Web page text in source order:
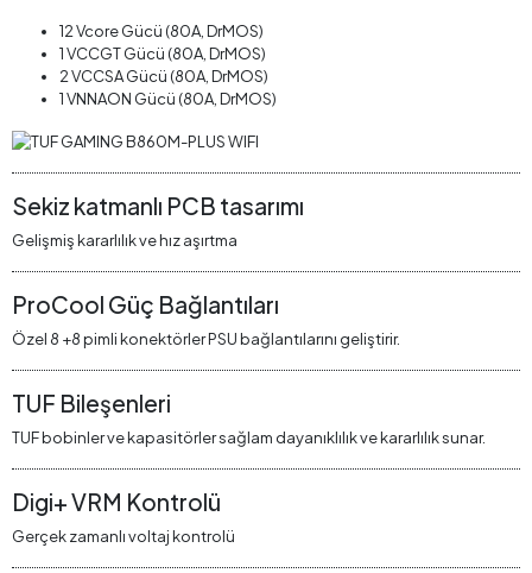
12 Vcore Gücü (80A, DrMOS)
1 VCCGT Gücü (80A, DrMOS)
2 VCCSA Gücü (80A, DrMOS)
1 VNNAON Gücü (80A, DrMOS)
Sekiz katmanlı PCB tasarımı
Gelişmiş kararlılık ve hız aşırtma
ProCool Güç Bağlantıları
Özel 8 +8 pimli konektörler PSU bağlantılarını geliştirir.
TUF Bileşenleri
TUF bobinler ve kapasitörler sağlam dayanıklılık ve kararlılık sunar.
Digi+ VRM Kontrolü
Gerçek zamanlı voltaj kontrolü